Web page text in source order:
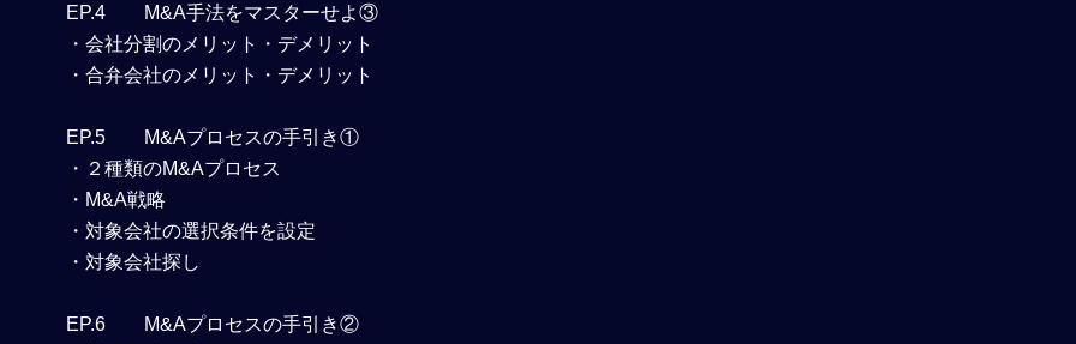
EP.4 M&A手法をマスターせよ③
・会社分割のメリット・デメリット
・合弁会社のメリット・デメリット
EP.5 M&Aプロセスの手引き①
・２種類のM&Aプロセス
・M&A戦略
・対象会社の選択条件を設定
・対象会社探し
EP.6 M&Aプロセスの手引き②